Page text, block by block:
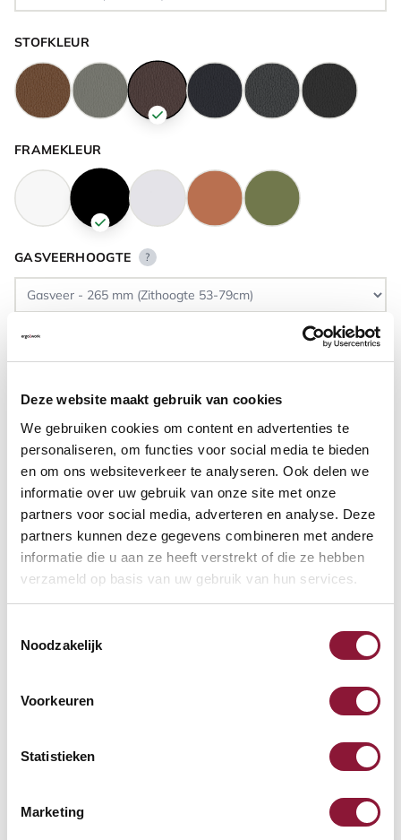
Deze website maakt gebruik van cookies
We gebruiken cookies om content en advertenties te
personaliseren, om functies voor social media te bieden
en om ons websiteverkeer te analyseren. Ook delen we
informatie over uw gebruik van onze site met onze
partners voor social media, adverteren en analyse. Deze
partners kunnen deze gegevens combineren met andere
informatie die u aan ze heeft verstrekt of die ze hebben
verzameld op basis van uw gebruik van hun services.
Noodzakelijk
Voorkeuren
Statistieken
Marketing
STOFKLEUR
FRAMEKLEUR
GASVEERHOOGTE ?
VLOERCONTACT
VOETENRING ?
VOETENSTER IN GEPOLIJST ALUMINIUM ?
Aantal: